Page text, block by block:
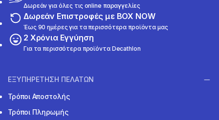
Δωρεάν για όλες τις online παραγγελίες
Δωρεάν Επιστροφές με BOX NOW
Έως 90 ημέρες για τα περισσότερα προϊόντα μας
2 Χρόνια Εγγύηση
Για τα περισσότερα προϊόντα Decathlon
ΕΞΥΠΗΡΕΤΗΣΗ ΠΕΛΑΤΩΝ
Τρόποι Αποστολής
Τρόποι Πληρωμής